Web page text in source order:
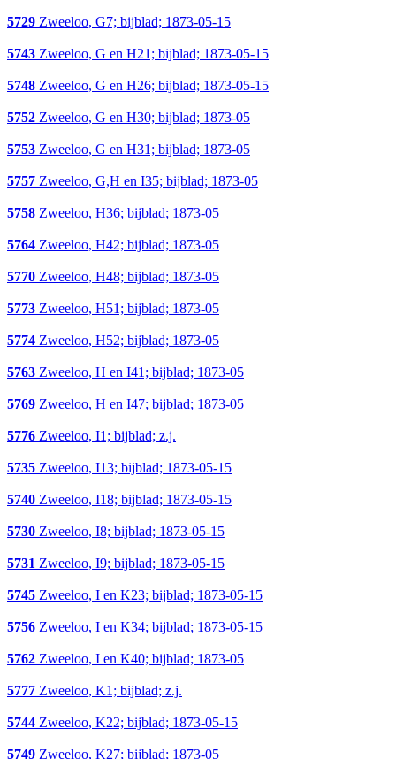
5729 Zweeloo, G7; bijblad; 1873-05-15
5743 Zweeloo, G en H21; bijblad; 1873-05-15
5748 Zweeloo, G en H26; bijblad; 1873-05-15
5752 Zweeloo, G en H30; bijblad; 1873-05
5753 Zweeloo, G en H31; bijblad; 1873-05
5757 Zweeloo, G,H en I35; bijblad; 1873-05
5758 Zweeloo, H36; bijblad; 1873-05
5764 Zweeloo, H42; bijblad; 1873-05
5770 Zweeloo, H48; bijblad; 1873-05
5773 Zweeloo, H51; bijblad; 1873-05
5774 Zweeloo, H52; bijblad; 1873-05
5763 Zweeloo, H en I41; bijblad; 1873-05
5769 Zweeloo, H en I47; bijblad; 1873-05
5776 Zweeloo, I1; bijblad; z.j.
5735 Zweeloo, I13; bijblad; 1873-05-15
5740 Zweeloo, I18; bijblad; 1873-05-15
5730 Zweeloo, I8; bijblad; 1873-05-15
5731 Zweeloo, I9; bijblad; 1873-05-15
5745 Zweeloo, I en K23; bijblad; 1873-05-15
5756 Zweeloo, I en K34; bijblad; 1873-05-15
5762 Zweeloo, I en K40; bijblad; 1873-05
5777 Zweeloo, K1; bijblad; z.j.
5744 Zweeloo, K22; bijblad; 1873-05-15
5749 Zweeloo, K27; bijblad; 1873-05